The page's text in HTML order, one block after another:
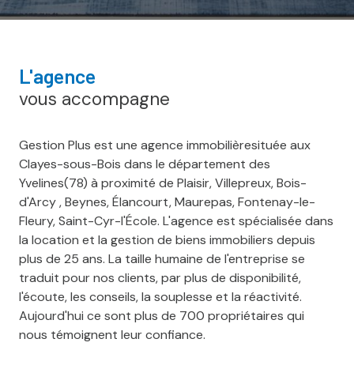
l'agence
vous accompagne
Gestion Plus est une agence immobilièresituée aux
Clayes-sous-Bois dans le département des
Yvelines(78) à proximité de Plaisir, Villepreux, Bois-
d'Arcy , Beynes, Élancourt, Maurepas, Fontenay-le-
Fleury, Saint-Cyr-l'École. L'agence est spécialisée dans
la location et la gestion de biens immobiliers depuis
plus de 25 ans. La taille humaine de l'entreprise se
traduit pour nos clients, par plus de disponibilité,
l'écoute, les conseils, la souplesse et la réactivité.
Aujourd'hui ce sont plus de 700 propriétaires qui
nous témoignent leur confiance.